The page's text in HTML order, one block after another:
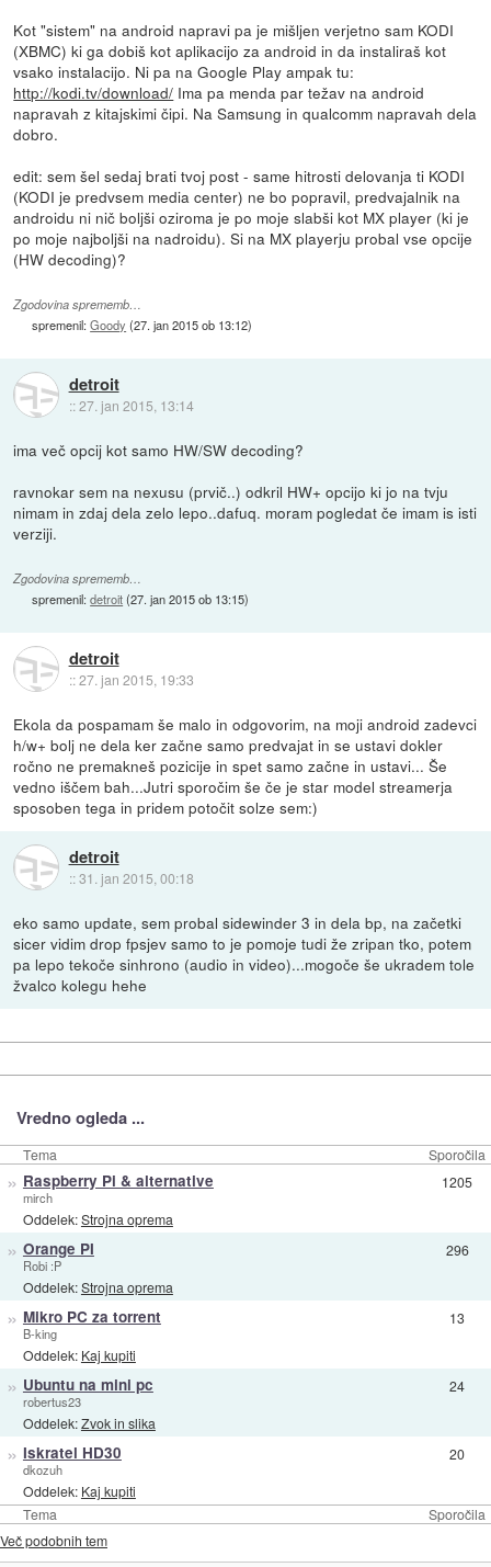
Kot "sistem" na android napravi pa je mišljen verjetno sam KODI
(XBMC) ki ga dobiš kot aplikacijo za android in da instaliraš kot
vsako instalacijo. Ni pa na Google Play ampak tu:
http://kodi.tv/download/ Ima pa menda par težav na android
napravah z kitajskimi čipi. Na Samsung in qualcomm napravah dela
dobro.
edit: sem šel sedaj brati tvoj post - same hitrosti delovanja ti KODI
(KODI je predvsem media center) ne bo popravil, predvajalnik na
androidu ni nič boljši oziroma je po moje slabši kot MX player (ki je
po moje najboljši na nadroidu). Si na MX playerju probal vse opcije
(HW decoding)?
Zgodovina sprememb…
spremenil:Goody (27. jan 2015 ob 13:12)
detroit
::27. jan 2015, 13:14
ima več opcij kot samo HW/SW decoding?
ravnokar sem na nexusu (prvič..) odkril HW+ opcijo ki jo na tvju
nimam in zdaj dela zelo lepo..dafuq. moram pogledat če imam is isti
verziji.
Zgodovina sprememb…
spremenil:detroit(27. jan 2015 ob 13:15)
detroit
::27. jan 2015, 19:33
Ekola da pospamam še malo in odgovorim, na moji android zadevci
h/w+ bolj ne dela ker začne samo predvajat in se ustavi dokler
ročno ne premakneš pozicije in spet samo začne in ustavi... Še
vedno iščem bah...Jutri sporočim še če je star model streamerja
sposoben tega in pridem potočit solze sem:)
detroit
::31. jan 2015, 00:18
eko samo update, sem probal sidewinder 3 in dela bp, na začetki
sicer vidim drop fpsjev samo to je pomoje tudi že zripan tko, potem
pa lepo tekoče sinhrono (audio in video)...mogoče še ukradem tole
žvalco kolegu hehe
Vredno ogleda ...
Tema Sporočila
Tema Sporočila
» Raspberry Pi & alternative
mirch
Oddelek:Strojna oprema
1205
» Orange PI
Robi :P
Oddelek:Strojna oprema
296
» Mikro PC za torrent
B-king
Oddelek: Kaj kupiti
13
» Ubuntu na mini pc
robertus23
Oddelek:Zvok in slika
24
» Iskratel HD30
dkozuh
Oddelek: Kaj kupiti
20
Več podobnih tem